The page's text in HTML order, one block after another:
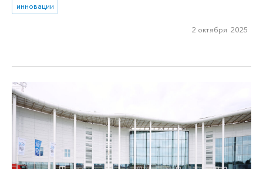
инновации
2 октября 2025